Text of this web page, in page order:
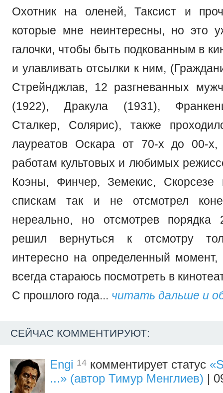
Охотник на оленей, Таксист и
которые мне неинтересны, но это
галочки, чтобы быть подкованным в
и улавливать отсылки к ним,
Стрейнджлав, 12 разгневанных
(1922), Дракула (1931),
Сталкер, Солярис), также
лауреатов Оскара от 70-х до 00-
работам культовых и любимых
Коэны, Финчер, Земекис,
спискам так и не отсмотрел
нереально, но отсмотрев порядка
решил вернуться к отсмотру
интересно на определенный
всегда стараюсь посмотреть в
С прошлого года... читать дальше и
СЕЙЧАС КОММЕНТИРУЮТ:
Engi 14 комментирует статус
...» (автор Тимур Менглиев) |